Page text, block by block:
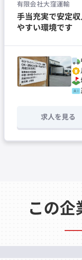
有限会社大窪運輸
手当充実で安定
やすい環境です
求人を見る
この企